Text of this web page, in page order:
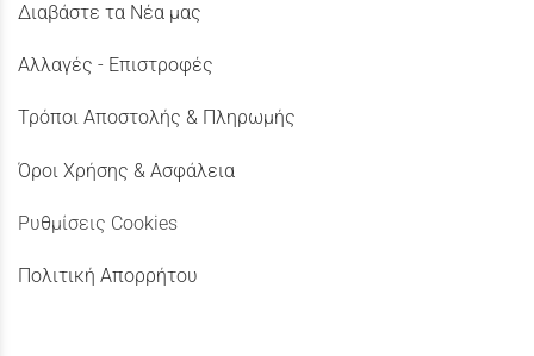
Διαβάστε τα Νέα μας
Αλλαγές - Επιστροφές
Τρόποι Αποστολής & Πληρωμής
Όροι Χρήσης & Ασφάλεια
Ρυθμίσεις Cookies
Πολιτική Απορρήτου